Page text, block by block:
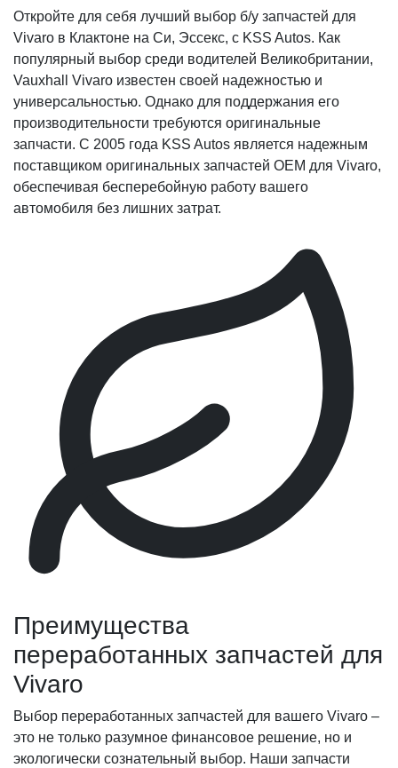
Откройте для себя лучший выбор б/у запчастей для
Vivaro в Клактоне на Си, Эссекс, с KSS Autos. Как
популярный выбор среди водителей Великобритании,
Vauxhall Vivaro известен своей надежностью и
универсальностью. Однако для поддержания его
производительности требуются оригинальные
запчасти. С 2005 года KSS Autos является надежным
поставщиком оригинальных запчастей OEM для Vivaro,
обеспечивая бесперебойную работу вашего
автомобиля без лишних затрат.
Преимущества
переработанных запчастей для
Vivaro
Выбор переработанных запчастей для вашего Vivaro –
это не только разумное финансовое решение, но и
экологически сознательный выбор. Наши запчасти